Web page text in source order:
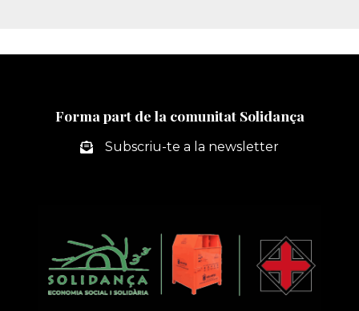
Forma part de la comunitat Solidança
Subscriu-te a la newsletter